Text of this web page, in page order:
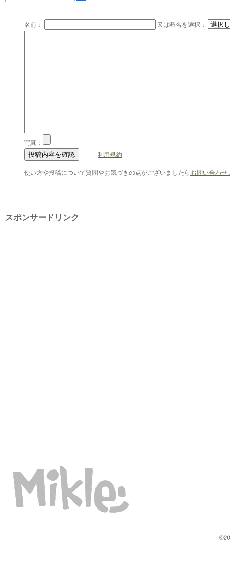
名前： 又は匿名を選択：
写真：
利用規約
使い方や投稿について質問やお気づきの点がございましたら お問い合わせ
スポンサードリンク